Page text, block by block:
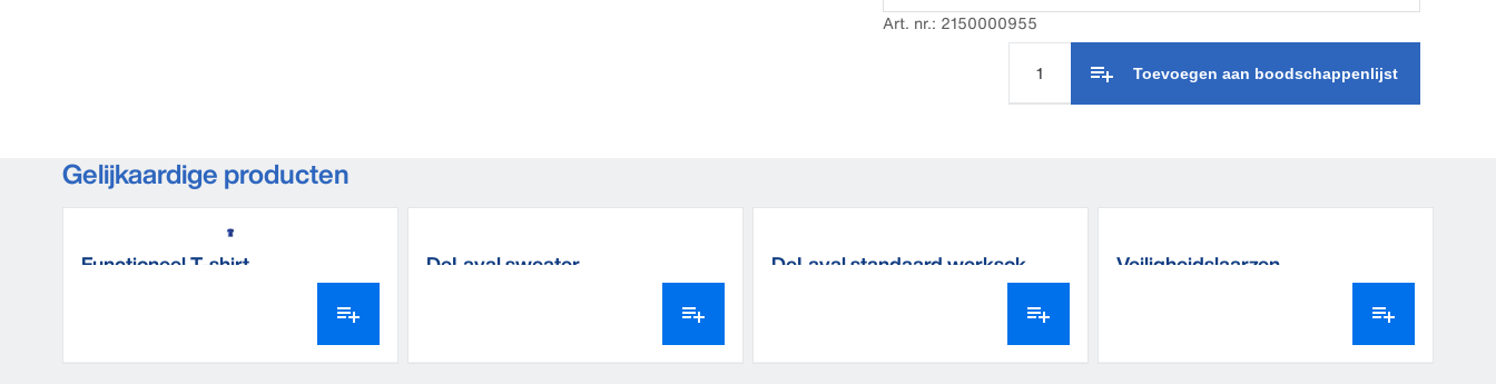
Art. nr.: 2150000955
Toevoegen aan boodschappenlijst
Gelijkaardige producten
Functioneel T-shirt DeLaval sweater DeLaval standaard werksok Veiligheidslaarzen